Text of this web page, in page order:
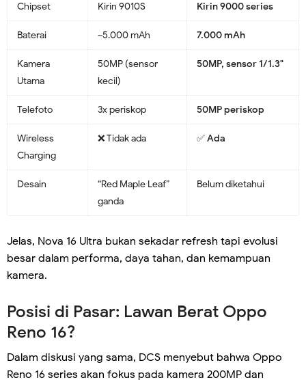
Chipset Kirin 9010S Kirin 9000 series
Baterai ~5.000 mAh 7.000 mAh
Kamera
Utama
50MP (sensor
kecil)
50MP, sensor 1/1.3"
Telefoto 3x periskop 50MP periskop
Wireless
Charging
❌ Tidak ada ✅ Ada
Desain
“Red Maple Leaf”
ganda
Belum diketahui
Jelas, Nova 16 Ultra bukan sekadar refresh tapi evolusi
besar dalam performa, daya tahan, dan kemampuan
kamera.
Posisi di Pasar: Lawan Berat Oppo
Reno 16?
Dalam diskusi yang sama, DCS menyebut bahwa Oppo
Reno 16 series akan fokus pada kamera 200MP dan